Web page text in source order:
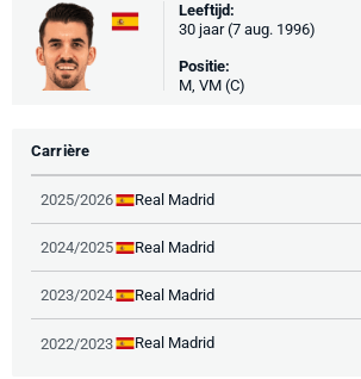
Leeftijd:
30 jaar (7 aug. 1996)
Positie:
M, VM (C)
Carrière
2025/2026 Real Madrid
2024/2025 Real Madrid
2023/2024 Real Madrid
2022/2023 Real Madrid